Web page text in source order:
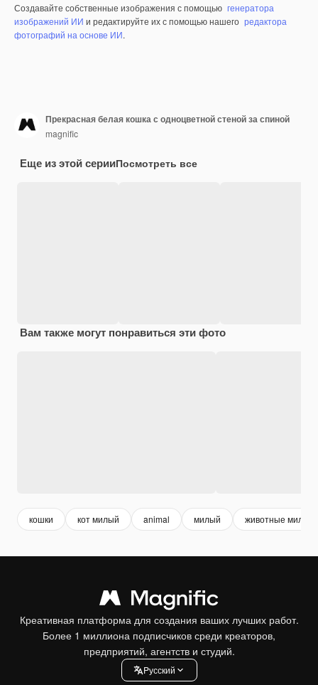
Создавайте собственные изображения с помощью генератора
изображений ИИ и редактируйте их с помощью нашего редактора
фотографий на основе ИИ.
Прекрасная белая кошка с одноцветной стеной за спиной
magnific
Еще из этой серииПосмотреть все
Вам также могут понравиться эти фото
кошки кот милый animal милый животные милые
Креативная платформа для создания ваших лучших работ.
Более 1 миллиона подписчиков среди креаторов,
предприятий, агентств и студий.
Pусский